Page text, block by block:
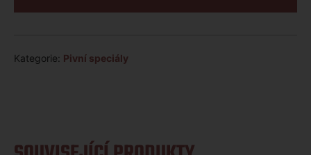
Kategorie: Pivní speciály